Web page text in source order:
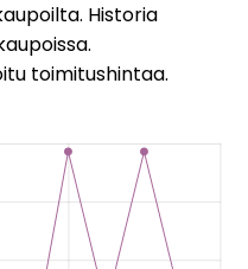
Historia
toimitushintaa.